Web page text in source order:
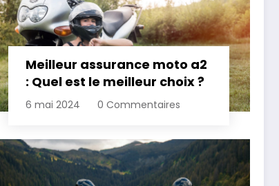
Meilleur assurance moto a2
: Quel est le meilleur choix ?
6 mai 2024 0 Commentaires